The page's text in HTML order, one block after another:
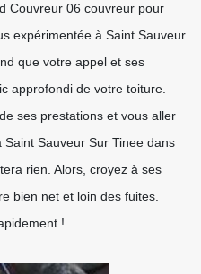
Couvreur 06 couvreur pour
expérimentée à Saint Sauveur
que votre appel et ses
approfondi de votre toiture.
ses prestations et vous aller
Saint Sauveur Sur Tinee dans
rien. Alors, croyez à ses
bien net et loin des fuites.
!